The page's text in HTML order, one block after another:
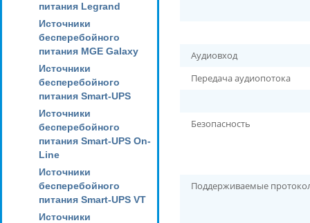
питания Legrand
Источники
бесперебойного
питания MGE Galaxy
Источники
бесперебойного
питания Smart-UPS
Источники
бесперебойного
питания Smart-UPS On-
Line
Источники
бесперебойного
питания Smart-UPS VT
Источники
Аудиовход
Передача аудиопотока
Безопасность
Поддерживаемые